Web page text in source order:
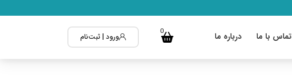
تماس با ما درباره ما 0
ورود | ثبت‌نام